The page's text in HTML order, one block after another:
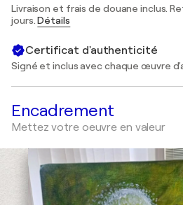
Livraison et frais de douane inclus.
jours.Détails
Certificat d'authenticité
Signé et inclus avec chaque œuvre
Encadrement
Mettez votre oeuvre en valeur